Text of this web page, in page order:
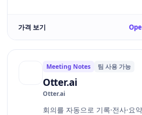
가격 보기
Meeting Notes 팀 사용 가능
Otter.ai
Otter.ai
회의를 자동으로 기록·전사·요